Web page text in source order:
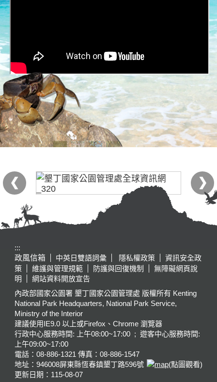
:::
政風信箱
中英日雙語詞彙 隱私權政策
資訊安全政
策
維護與管理規範 防護與回復機制
無障礙網頁說
明
網站資料開放宣告
內政部國家公園署 墾丁國家公園管理處 版權所有 Kenting
National Park Headquarters, National Park Service,
Ministry of the Interior
建議使用IE9.0 以上或Firefox、Chrome 瀏覽器
行政中心服務時間: 上午08:00~17:00 ; 遊客中心服務時間:
上午09:00~17:00
電話：08-886-1321 傳真：08-886-1547
地址：946008屏東縣恆春鎮墾丁路596號
(點圖觀看)
更新日期： 115-08-07